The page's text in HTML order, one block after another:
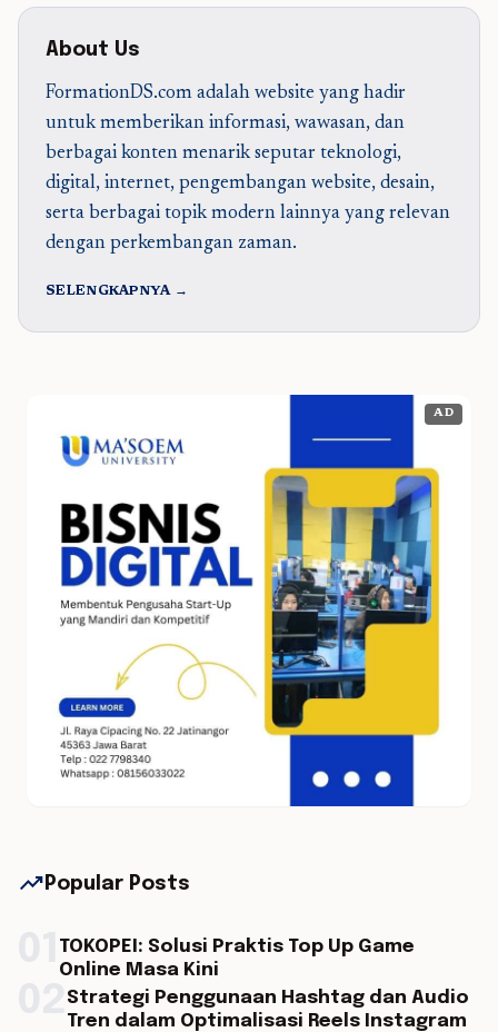
About Us
FormationDS.com adalah website yang hadir
untuk memberikan informasi, wawasan, dan
berbagai konten menarik seputar teknologi,
digital, internet, pengembangan website, desain,
serta berbagai topik modern lainnya yang relevan
dengan perkembangan zaman.
SELENGKAPNYA →
AD
trending_up Popular Posts
TOKOPEI: Solusi Praktis Top Up Game
Online Masa Kini
Strategi Penggunaan Hashtag dan Audio
Tren dalam Optimalisasi Reels Instagram